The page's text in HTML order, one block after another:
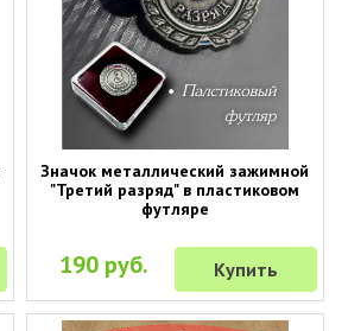
Значок металлический зажимной
"Третий разряд" в пластиковом
футляре
190 руб. Купить